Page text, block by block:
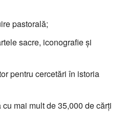
pastorală;
sacre, iconografie și
pentru cercetări în istoria
mai mult de 35,000 de cărți